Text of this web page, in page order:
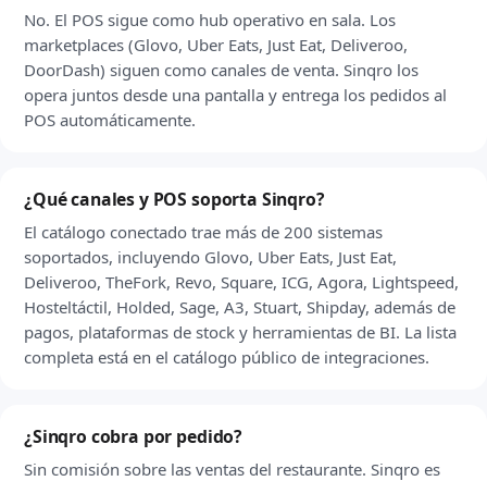
No. El POS sigue como hub operativo en sala. Los
marketplaces (Glovo, Uber Eats, Just Eat, Deliveroo,
DoorDash) siguen como canales de venta. Sinqro los
opera juntos desde una pantalla y entrega los pedidos al
POS automáticamente.
¿Qué canales y POS soporta Sinqro?
El catálogo conectado trae más de 200 sistemas
soportados, incluyendo Glovo, Uber Eats, Just Eat,
Deliveroo, TheFork, Revo, Square, ICG, Agora, Lightspeed,
Hosteltáctil, Holded, Sage, A3, Stuart, Shipday, además de
pagos, plataformas de stock y herramientas de BI. La lista
completa está en el catálogo público de integraciones.
¿Sinqro cobra por pedido?
Sin comisión sobre las ventas del restaurante. Sinqro es